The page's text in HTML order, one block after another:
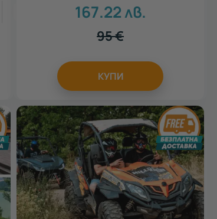
167.22лв.
95€
КУПИ